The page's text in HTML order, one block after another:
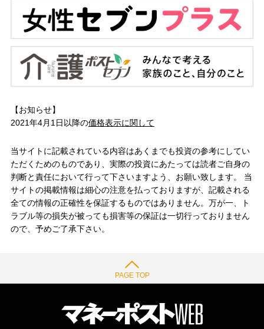
【お知らせ】
2021年4月1日以降の価格表示に関して
当サイトに記載されている内容はあくまでも投資の参考にしてい
ただくためのものであり、実際の投資にあたっては読者ご自身の
判断と責任において行って下さいますよう、お願い致します。 当
サイトの掲載情報は細心の注意を払っておりますが、記載される
全ての情報の正確性を保証するものではありません。万が一、ト
ラブル等の損失が被っても損害等の保証は一切行っておりません
ので、予めご了承下さい。
PAGE TOP